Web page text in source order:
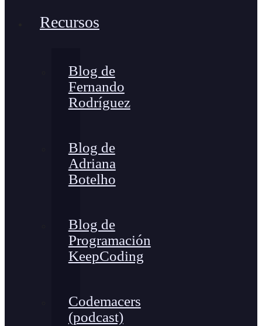
Recursos
Blog de
Fernando
Rodríguez
Blog de
Adriana
Botelho
Blog de
Programación
KeepCoding
Codemacers
(podcast)